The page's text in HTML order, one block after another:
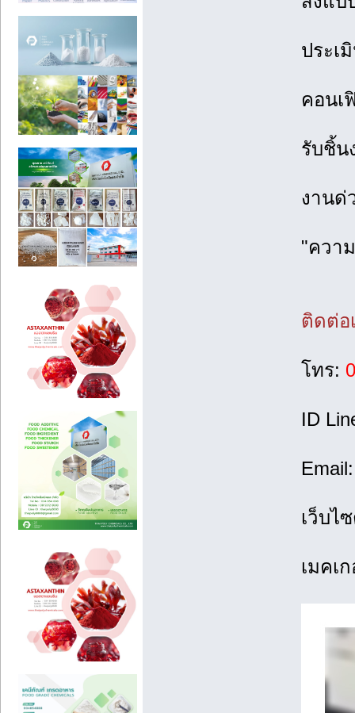
ประเ
คอนเ
รับชิ้น
งานด่
"ควา
ติดต่อ
โทร:
ID
เว็บไ
เมคเ